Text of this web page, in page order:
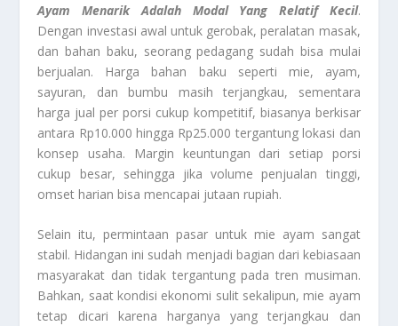
Ayam Menarik Adalah Modal Yang Relatif Kecil.
Dengan investasi awal untuk gerobak, peralatan masak,
dan bahan baku, seorang pedagang sudah bisa mulai
berjualan. Harga bahan baku seperti mie, ayam,
sayuran, dan bumbu masih terjangkau, sementara
harga jual per porsi cukup kompetitif, biasanya berkisar
antara Rp10.000 hingga Rp25.000 tergantung lokasi dan
konsep usaha. Margin keuntungan dari setiap porsi
cukup besar, sehingga jika volume penjualan tinggi,
omset harian bisa mencapai jutaan rupiah.
Selain itu, permintaan pasar untuk mie ayam sangat
stabil. Hidangan ini sudah menjadi bagian dari kebiasaan
masyarakat dan tidak tergantung pada tren musiman.
Bahkan, saat kondisi ekonomi sulit sekalipun, mie ayam
tetap dicari karena harganya yang terjangkau dan